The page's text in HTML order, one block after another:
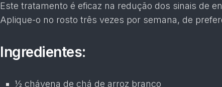
Este tratamento é eficaz na redução dos sinais de
Aplique-o no rosto três vezes por semana, de
Ingredientes:
½ chávena de chá de arroz branco